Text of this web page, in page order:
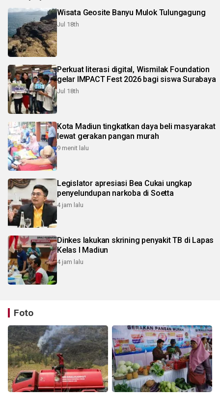
Wisata Geosite Banyu Mulok Tulungagung
Jul 18th
Perkuat literasi digital, Wismilak Foundation
gelar IMPACT Fest 2026 bagi siswa Surabaya
Jul 18th
Kota Madiun tingkatkan daya beli masyarakat
lewat gerakan pangan murah
9 menit lalu
Legislator apresiasi Bea Cukai ungkap
penyelundupan narkoba di Soetta
4 jam lalu
Dinkes lakukan skrining penyakit TB di Lapas
Kelas I Madiun
4 jam lalu
Foto